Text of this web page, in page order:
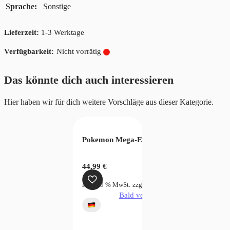
Sprache Sonstige
Lieferzeit: 1-3 Werktage
Nicht vorrätig
Das könnte dich auch interessieren
Hier haben wir für dich weitere Vorschläge aus dieser Kategorie.
Pokemon Mega-Entwicklung
44,99€
inkl. 19 % MwSt. zzgl.
Bald verfügbar